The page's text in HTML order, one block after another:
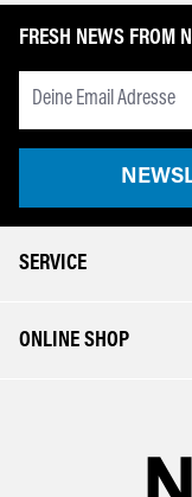
FRESH NEWS FROM
Newsletter Email Adresse
SERVICE
ONLINE SHOP